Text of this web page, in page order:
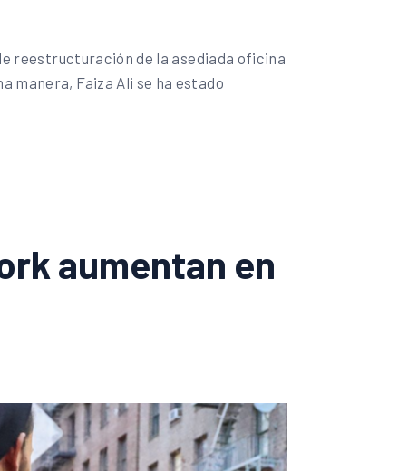
reestructuración de la asediada oficina
manera, Faiza Ali se ha estado
aumentan en